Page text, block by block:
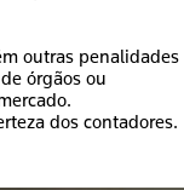
outras penalidades
órgãos ou
dos contadores.